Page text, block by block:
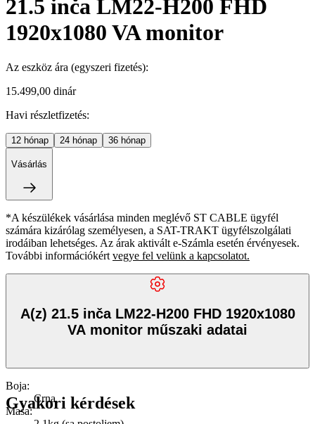
21.5 inča LM22-H200 FHD
1920x1080 VA monitor
Az eszköz ára (egyszeri fizetés):
15.499,00 dinár
Havi részletfizetés:
12 hónap 24 hónap 36 hónap
Vásárlás
*A készülékek vásárlása minden meglévő ST CABLE ügyfél
számára kizárólag személyesen, a SAT-TRAKT ügyfélszolgálati
irodáiban lehetséges. Az árak aktivált e-Számla esetén érvényesek.
További információkért vegye fel velünk a kapcsolatot.
A(z) 21.5 inča LM22-H200 FHD 1920x1080
VA monitor műszaki adatai
Boja:
Crna
Masa:
Gyakori kérdések